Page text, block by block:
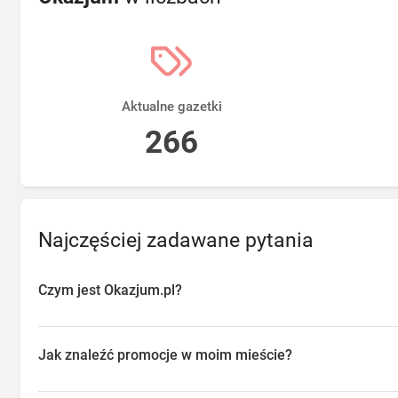
Aktualne gazetki
266
Najczęściej zadawane pytania
Czym jest Okazjum.pl?
przeglądać aktualne promocje w sklepach w Twojej okolicy,
Jak znaleźć promocje w moim mieście?